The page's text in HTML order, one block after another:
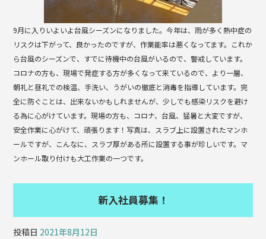
9月に入りいよいよ台風シーズンになりました。今年は、雨が多く熱中症の
リスクは下がって、良かったのですが、作業能率は悪くなってます。これか
ら台風のシーズンで、すでに待機中の台風がいるので、警戒しています。
コロナの方も、現場で発症する方が多くなって来ているので、より一層、
朝礼と昼礼での検温、手洗い、うがいの徹底と消毒を指導しています。完
全に防ぐことは、出来ないかもしれませんが、少しでも感染リスクを避け
る為に心がけています。現場の方も、コロナ、台風、猛暑と大変ですが、
安全作業に心がけて、頑張ります！写真は、スラブ上に設置されたマンホ
ールですが、こんなに、スラブ厚がある所に設置する事が珍しいです。マ
ンホール取り付けも大工作業の一つです。
新入社員募集！
投稿日 2021年8月12日